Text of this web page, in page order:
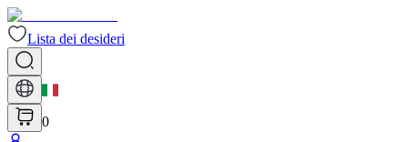
Lista dei desideri
0